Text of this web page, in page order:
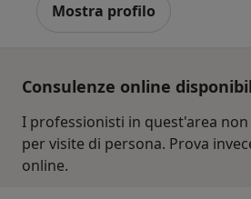
Mostra profilo
Consulenze online
I professionisti in quest'area
per visite di persona. Prova
online.